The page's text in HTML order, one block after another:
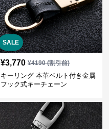
SALE
¥3,770 ¥4190(割引前)
キーリング 本革ベルト付き金属
フック式キーチェーン